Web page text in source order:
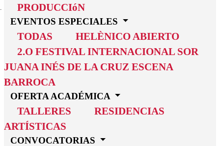
PRODUCCIóN
EVENTOS ESPECIALES
TODAS
HELÈNICO ABIERTO
2.O FESTIVAL INTERNACIONAL SOR
JUANA INÉS DE LA CRUZ ESCENA
BARROCA
OFERTA ACADÉMICA
TALLERES
RESIDENCIAS
ARTÍSTICAS
CONVOCATORIAS
EL TEATRO Y SUS MUNDOS IM (POSIBLES)
EL
TEATRO Y SUS MUNDOS IM
(POSIBLES)